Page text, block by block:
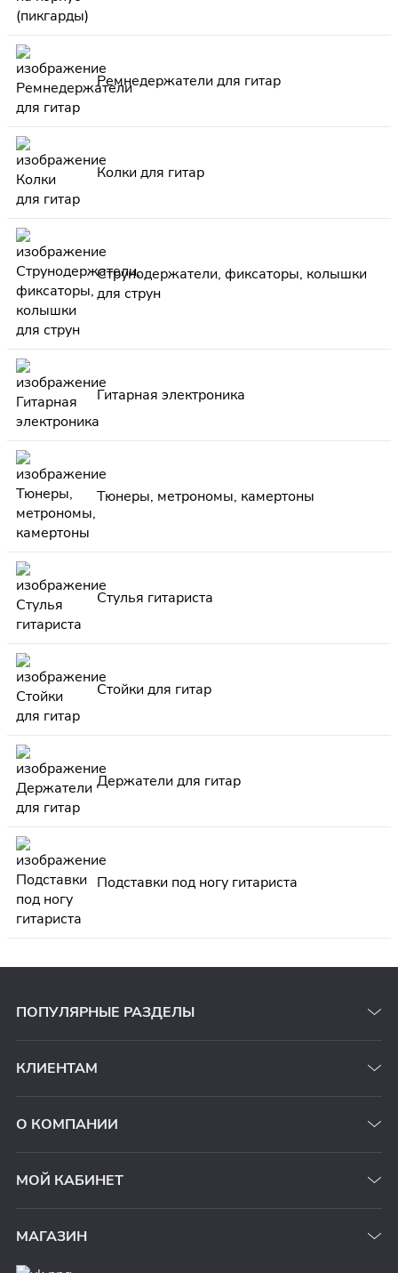
Ремнедержатели для гитар
Колки для гитар
Струнодержатели, фиксаторы, колышки
для струн
Гитарная электроника
Тюнеры, метрономы, камертоны
Стулья гитариста
Стойки для гитар
Держатели для гитар
Подставки под ногу гитариста
ПОПУЛЯРНЫЕ РАЗДЕЛЫ
КЛИЕНТАМ
О КОМПАНИИ
МОЙ КАБИНЕТ
МАГАЗИН